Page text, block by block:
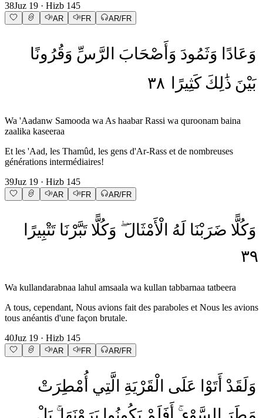
38Juz 19 · Hizb 145
AR FR AR/FR
وَعَادًا وَثَمُودَ وَأَصْحَابَ الرَّسِّ وَقُرُونًا
بَيْنَ ذَٰلِكَ كَثِيرًا ٣٨
Wa 'Aadanw Samooda wa As haabar Rassi wa quroonam baina
zaalika kaseeraa
Et les 'Aad, les Thamûd, les gens d'Ar-Rass et de nombreuses
générations intermédiaires!
39Juz 19 · Hizb 145
AR FR AR/FR
وَكُلًّا ضَرَبْنَا لَهُ الْأَمْثَالَ وَكُلًّا تَبَّرْنَا تَتْبِيرًا
٣٩
Wa kullandarabnaa lahul amsaala wa kullan tabbarnaa tatbeera
A tous, cependant, Nous avions fait des paraboles et Nous les avions
tous anéantis d'une façon brutale.
40Juz 19 · Hizb 145
AR FR AR/FR
وَلَقَدْ أَتَوْا عَلَى الْقَرْيَةِ الَّتِي أُمْطِرَتْ